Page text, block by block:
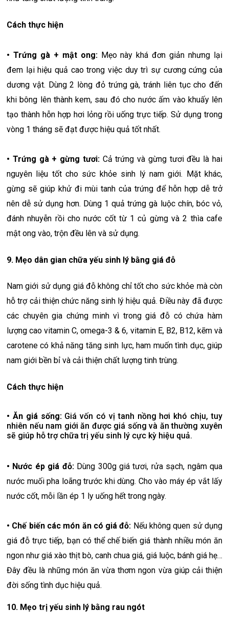
Cách thực hiện
• Trứng gà + mật ong: Mẹo này khá đơn giản nhưng lại
đem lại hiệu quả cao trong việc duy trì sự cương cứng của
dương vật. Dùng 2 lòng đỏ trứng gà, tránh liên tục cho đến
khi bông lên thành kem, sau đó cho nước ấm vào khuấy lên
tạo thành hỗn hợp hơi lỏng rồi uống trực tiếp. Sử dụng trong
vòng 1 tháng sẽ đạt được hiệu quả tốt nhất.
• Trứng gà + gừng tươi: Cả trứng và gừng tươi đều là hai
nguyên liệu tốt cho sức khỏe sinh lý nam giới. Mặt khác,
gừng sẽ giúp khử đi mùi tanh của trứng để hỗn hợp dễ trở
nên dễ sử dụng hơn. Dùng 1 quả trứng gà luộc chín, bóc vỏ,
đánh nhuyễn rồi cho nước cốt từ 1 củ gừng và 2 thìa cafe
mật ong vào, trộn đều lên và sử dụng.
9. Mẹo dân gian chữa yếu sinh lý bằng giá đỗ
Nam giới sử dụng giá đỗ không chỉ tốt cho sức khỏe mà còn
hỗ trợ cải thiện chức năng sinh lý hiệu quả. Điều này đã được
các chuyên gia chứng minh vì trong giá đỗ có chứa hàm
lượng cao vitamin C, omega-3 & 6, vitamin E, B2, B12, kẽm và
carotene có khả năng tăng sinh lực, ham muốn tình dục, giúp
nam giới bền bỉ và cải thiện chất lượng tinh trùng.
Cách thực hiện
• Ăn giá sống: Giá vốn có vị tanh nồng hơi khó chịu, tuy
nhiên nếu nam giới ăn được giá sống và ăn thường xuyên
sẽ giúp hỗ trợ chữa trị yếu sinh lý cực kỳ hiệu quả.
• Nước ép giá đỗ: Dùng 300g giá tươi, rửa sạch, ngâm qua
nước muối pha loãng trước khi dùng. Cho vào máy ép vắt lấy
nước cốt, mỗi lần ép 1 ly uống hết trong ngày.
• Chế biến các món ăn có giá đỗ: Nếu không quen sử dụng
giá đỗ trực tiếp, bạn có thể chế biến giá thành nhiều món ăn
ngon như giá xào thịt bò, canh chua giá, giá luộc, bánh giá hẹ…
Đây đều là những món ăn vừa thơm ngon vừa giúp cải thiện
đời sống tình dục hiệu quả.
10. Mẹo trị yếu sinh lý bằng rau ngót